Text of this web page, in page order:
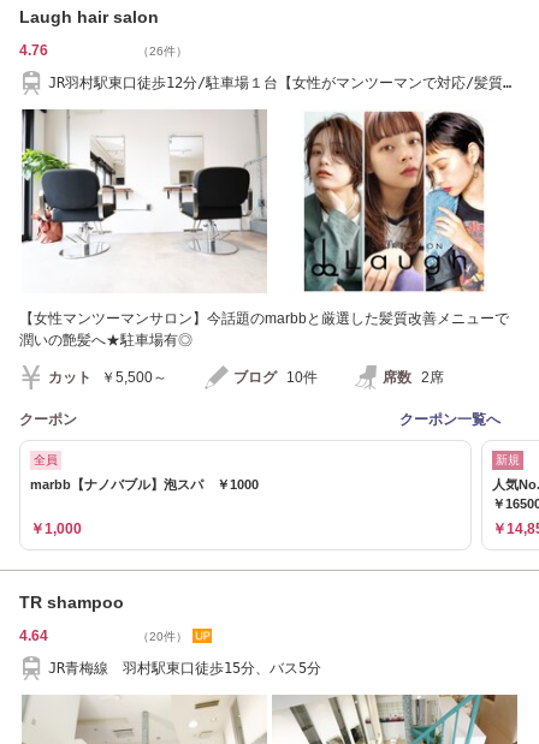
Laugh hair salon
4.76 （26件）
JR羽村駅東口徒歩12分/駐車場１台【女性がマンツーマンで対応/髪質改
【女性マンツーマンサロン】今話題のmarbbと厳選した髪質改善メニューで
潤いの艶髪へ★駐車場有◎
カット ￥5,500～ ブログ 10件 席数 2席
クーポン クーポン一覧へ
全員
marbb【ナノバブル】泡スパ ￥1000
￥1,000
新規
人気
￥
￥
TR shampoo
4.64 （20件）
JR青梅線 羽村駅東口徒歩15分、バス5分